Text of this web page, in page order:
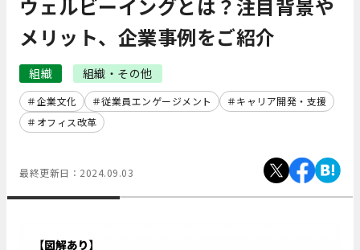
ウェルビーイングとは？注目背景や
メリット、企業事例をご紹介
組織 組織・その他
企業文化 従業員エンゲージメント
キャリア開発・支援
オフィス改革
最終更新日： 2024.09.03